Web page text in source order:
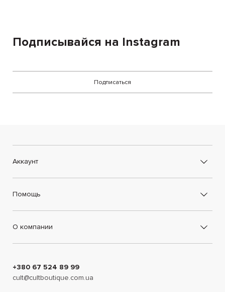
Подписывайся на Instagram
Подписаться
Аккаунт
Помощь
О компании
+380 67 524 89 99
cult@cultboutique.com.ua